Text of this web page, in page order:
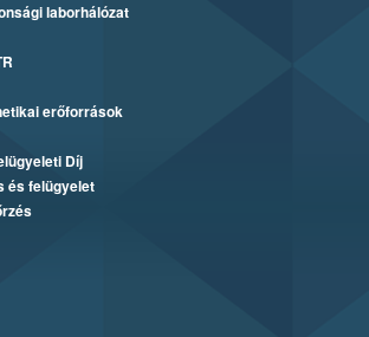
laborhálózat
erőforrások
Díj
és felügyelet